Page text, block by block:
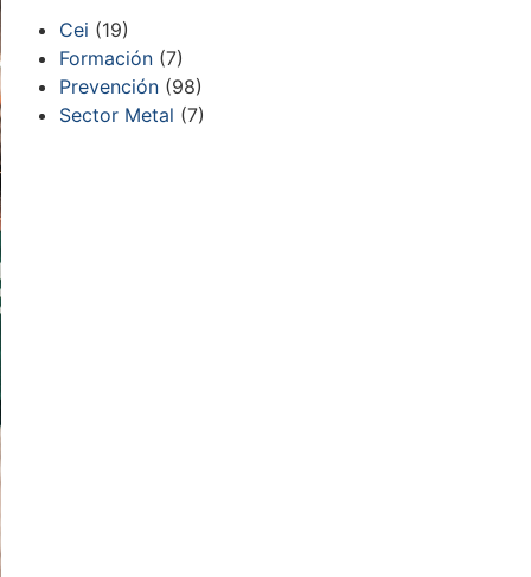
Cei (19)
Formación (7)
Prevención (98)
Sector Metal (7)